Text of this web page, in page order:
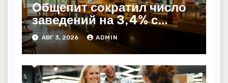
Общепит сократил число
заведений на 3,4% с
начала года — INFOLine
АВГ 3, 2026 ADMIN